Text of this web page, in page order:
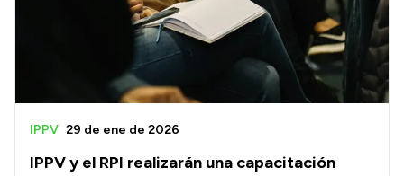
IPPV y el RPI realizarán una capacitación
IPPV 29 de ene de 2026